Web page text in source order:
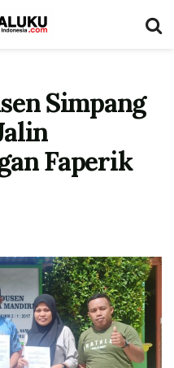
Simpang
Faperik